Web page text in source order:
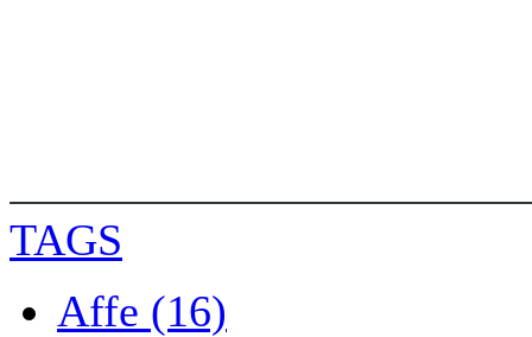
TAGS
Affe (16)